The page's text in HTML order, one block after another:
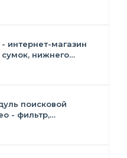
интернет-магазин
нижнего
поисковой
- фильтр,